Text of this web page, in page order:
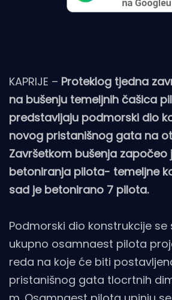
KAPRIJE – Proteklog tjedna
na bušenju temeljnih čašica
predstavljaju podmorski dio
novog pristanišnog gata na
Završetkom bušenja započeo
betoniranja pilota- temeljne
sad je betonirano 7 pilota.
Podmorski dio konstrukcije
ukupno osamnaest pilota
reda na koje će biti
pristanišnog gata tlocrtnih